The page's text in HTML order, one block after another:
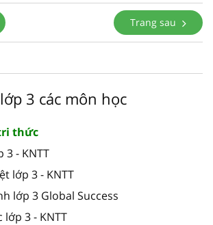
Trang sau
3 các môn học
thức
3 - KNTT
lớp 3 - KNTT
lớp 3 Global Success
3 - KNTT